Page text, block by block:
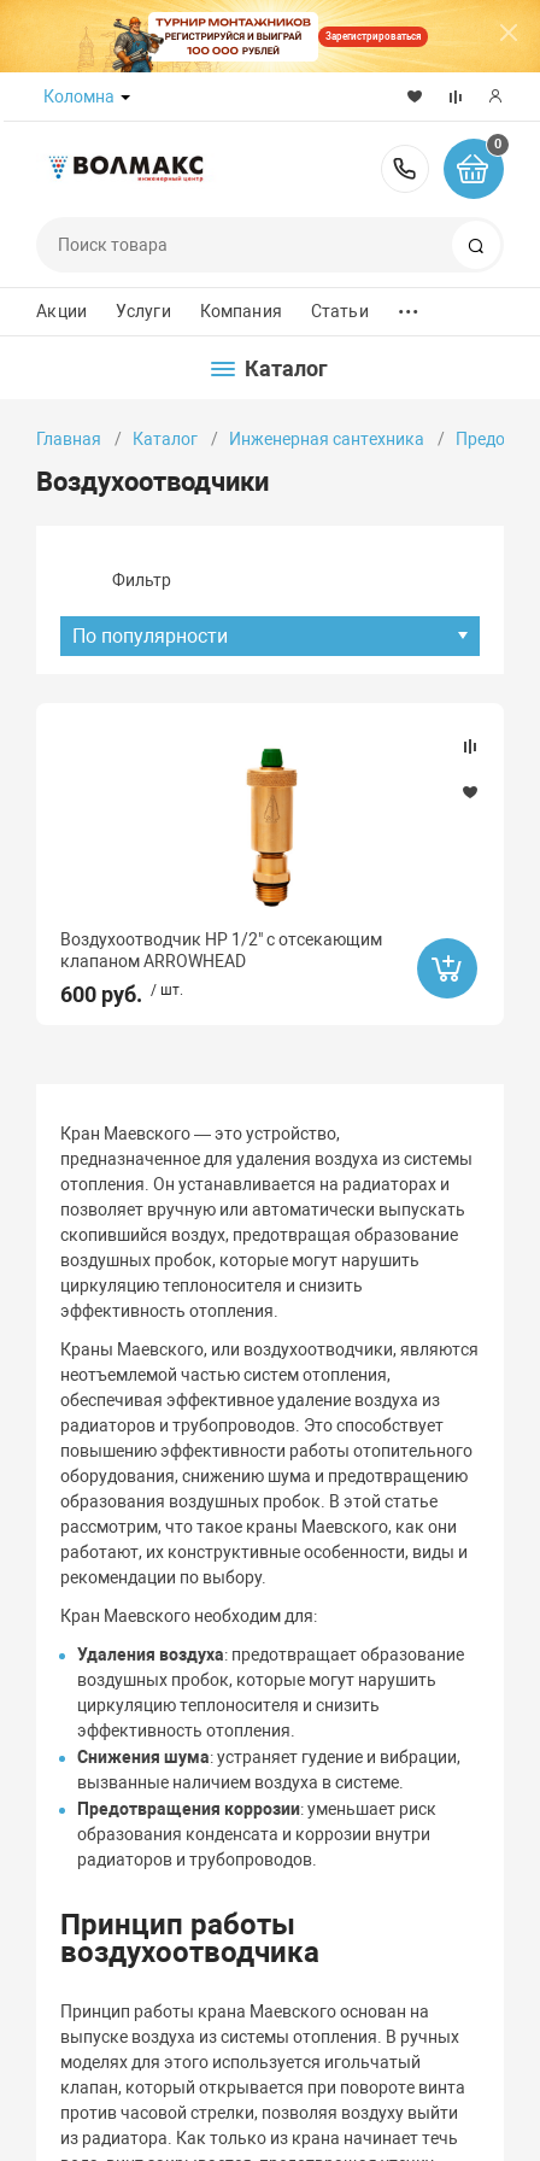
Зарегистрироваться
Коломна
8 (800)
0
Акции Услуги Компания Статьи ...
Каталог
Главная Каталог Инженерная сантехника
Воздухоотводчики
Фильтр
По популярности
ARROWHEAD
Воздухоотводчик НР 1/2" с отсекающим
клапаном ARROWHEAD
600 руб. / шт.
Кран Маевского — это устройство,
предназначенное для удаления воздуха из системы
отопления. Он устанавливается на радиаторах и
позволяет вручную или автоматически выпускать
скопившийся воздух, предотвращая образование
воздушных пробок, которые могут нарушить
циркуляцию теплоносителя и снизить
эффективность отопления.
Краны Маевского, или воздухоотводчики, являются
неотъемлемой частью систем отопления,
обеспечивая эффективное удаление воздуха из
радиаторов и трубопроводов. Это способствует
повышению эффективности работы отопительного
оборудования, снижению шума и предотвращению
образования воздушных пробок. В этой статье
рассмотрим, что такое краны Маевского, как они
работают, их конструктивные особенности, виды и
рекомендации по выбору.
Кран Маевского необходим для:
Удаления воздуха: предотвращает образование
воздушных пробок, которые могут нарушить
циркуляцию теплоносителя и снизить
эффективность отопления.
Снижения шума: устраняет гудение и вибрации,
вызванные наличием воздуха в системе.
Предотвращения коррозии: уменьшает риск
образования конденсата и коррозии внутри
радиаторов и трубопроводов.
Принцип работы
воздухоотводчика
Принцип работы крана Маевского основан на
выпуске воздуха из системы отопления. В ручных
моделях для этого используется игольчатый
клапан, который открывается при повороте винта
против часовой стрелки, позволяя воздуху выйти
из радиатора. Как только из крана начинает течь